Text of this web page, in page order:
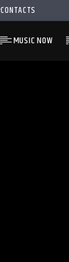
CONTACTS
MUSIC NOW